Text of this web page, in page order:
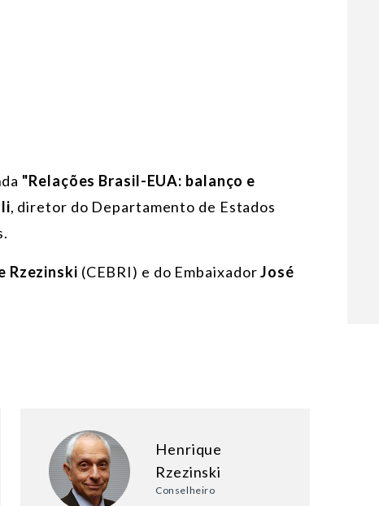
"Relações Brasil-EUA: balanço e
, diretor do Departamento de Estados
Rzezinski (CEBRI) e do EmbaixadorJosé
Henrique
Rzezinski
Conselheiro